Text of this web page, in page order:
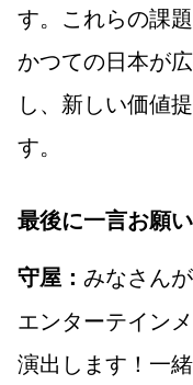
す。これらの課
かつての日本が
し、新しい価値
す。
最後に一言お願
守屋： みなさん
エンターテイン
演出します！一